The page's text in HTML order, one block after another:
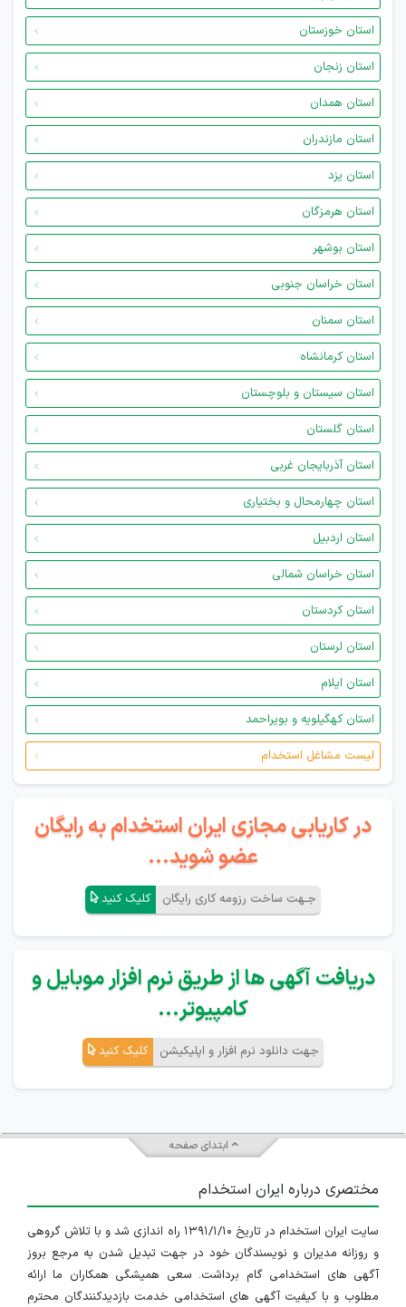
استان خوزستان
استان زنجان
استان همدان
استان مازندران
استان یزد
استان هرمزگان
استان بوشهر
استان خراسان جنوبی
استان سمنان
استان کرمانشاه
استان سیستان و بلوچستان
استان گلستان
استان آذربایجان غربی
استان چهارمحال و بختیاری
استان اردبیل
استان خراسان شمالی
استان کردستان
استان لرستان
استان ایلام
استان کهگیلویه و بویراحمد
لیست مشاغل استخدام
در کاریابی مجازی ایران استخدام به رایگان
عضو شوید...
جـهت ساخت رزومه کاری رایگان کلیک کنید
دریافت آگهی ها از طریق نرم افزار موبایل و
کامپیوتر...
جهت دانلود نرم افزار و اپلیکیشن کلیک کنید
ابتدای صفحه
مختصری درباره ایران استخدام
سایت ایران استخدام در تاریخ ۱۳۹۱/۱/۱۰ راه اندازی شد و با تلاش گروهی
و روزانه مدیران و نویسندگان خود در جهت تبدیل شدن به مرجع بروز
آگهی های استخدامی گام برداشت. سعی همیشگی همکاران ما ارائه
مطلوب و با کیفیت آگهی های استخدامی خدمت بازدیدکنندگان محترم